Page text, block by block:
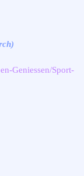
Geniessen/Sport-